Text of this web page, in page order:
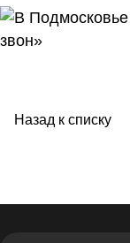
Назад к списку